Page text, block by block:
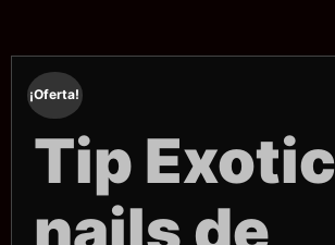
¡Oferta!
Tip Exotic